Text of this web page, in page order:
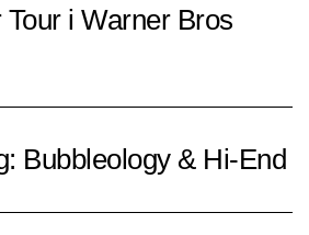
i Warner Bros
Bubbleology & Hi-End